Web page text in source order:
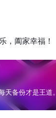
，阖家幸福！
备份才是王道。